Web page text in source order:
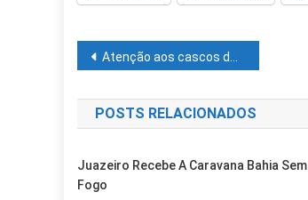
Navegação
de
Post
Atenção aos cascos dos cavalos aumenta bem-estar e eleva desempenho dos animais
POSTS RELACIONADOS
Juazeiro Recebe A Caravana Bahia Sem
Fogo